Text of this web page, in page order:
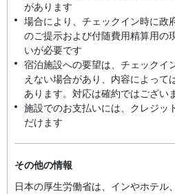
があります
場合により、チェックイン時に政
のご提示および付随費用精算用の
いが必要です
宿泊施設への要望は、チェックイ
えない場合があり、内容によって
あります。対応は確約ではござい
施設でのお支払いには、クレジッ
だけます
その他の情報
日本の厚生労働省は、インやホテル